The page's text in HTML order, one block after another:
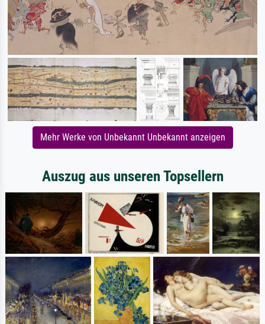
Mehr Werke von Unbekannt Unbekannt anzeigen
Auszug aus unseren Topsellern